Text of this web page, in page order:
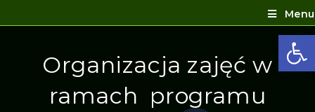
Menu
Organizacja zajęć w
ramach programu